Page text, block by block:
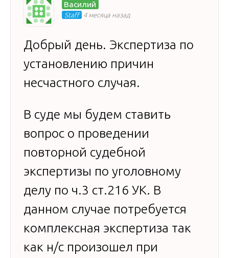
Василий
Staff 4 месяца назад
Добрый день. Экспертиза по
установлению причин
несчастного случая.
В суде мы будем ставить
вопрос о проведении
повторной судебной
экспертизы по уголовному
делу по ч.3 ст.216 УК. В
данном случае потребуется
комплексная экспертиза так
как н/с произошел при